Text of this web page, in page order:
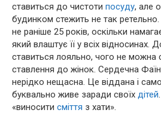
ставиться до чистоти посуду, але
будинком стежить не так ретельно.
не раніше 25 років, оскільки
який влаштує її у всіх відносинах.
ставиться лояльно, чого не можна
ставлення до жінок. Сердечна
нерідко нещасна. Це віддана і
буквально живе заради своїх дітей
«виносити сміття з хати».